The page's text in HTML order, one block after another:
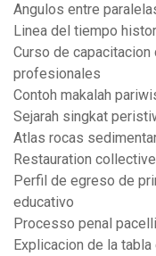
Angulos entre
Linea del tiempo
Curso de
profesionales
Contoh makalah
Sejarah singkat
Atlas rocas
Restauration
Perfil de egreso de
educativo
Processo penal
Explicacion de la